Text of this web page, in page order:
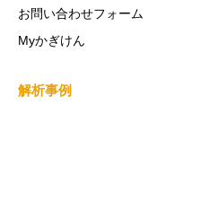
お問い合わせフォーム
Myかぎけん
解析事例